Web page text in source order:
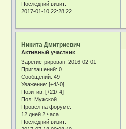
Последний визит:
2017-01-10 22:28:22
Никита Дмитриевич
Активный участник
Зарегистрирован: 2016-02-01
Приглашений: 0
Сообщений: 49
Уважение: [+4/-0]
Позитив: [+21/-4]
Пол: Мужской
Провел на форуме:
12 дней 2 часа
Последний визит: